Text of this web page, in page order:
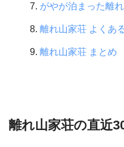
がやが泊まった離
離れ山家荘 よくあ
離れ山家荘 まとめ
離れ山家荘の直近